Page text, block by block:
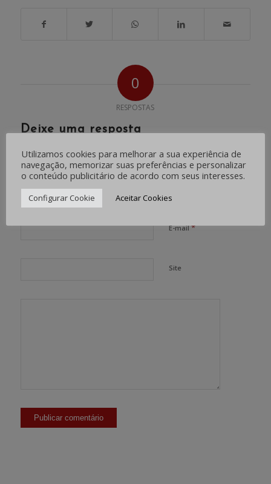
0
RESPOSTAS
Deixe uma resposta
Want to join the discussion?
Feel free to contribute!
E-mail*
Site
Utilizamos cookies para melhorar a sua experiência de
navegação, memorizar suas preferências e personalizar
o conteúdo publicitário de acordo com seus interesses.
Configurar Cookie Aceitar Cookies